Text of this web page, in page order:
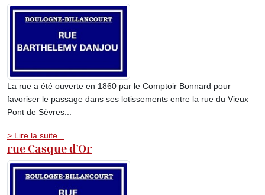
La rue a été ouverte en 1860 par le Comptoir Bonnard pour
favoriser le passage dans ses lotissements entre la rue du Vieux
Pont de Sèvres...
> Lire la suite...
rue Casque d'Or